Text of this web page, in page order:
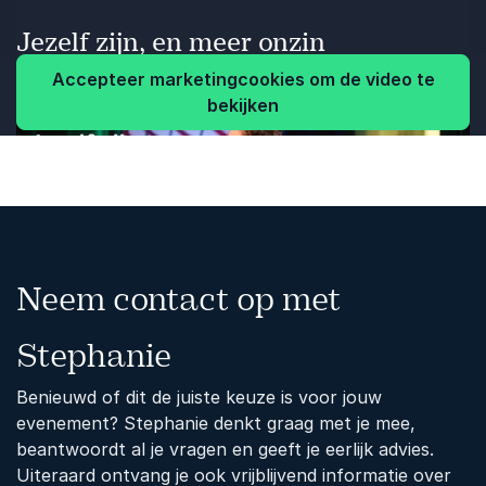
om na te denken."
Eveline
HR Community
Vorige
Jezelf zijn, en meer onzin
Accepteer marketingcookies om de video te
bekijken
Neem contact op met
Stephanie
Benieuwd of dit de juiste keuze is voor jouw
evenement? Stephanie denkt graag met je mee,
beantwoordt al je vragen en geeft je eerlijk advies.
Uiteraard ontvang je ook vrijblijvend informatie over